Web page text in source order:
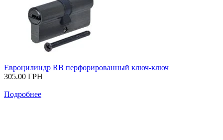
Евроцилиндр RB перфорированный ключ-ключ
305.00 ГРН
Подробнее